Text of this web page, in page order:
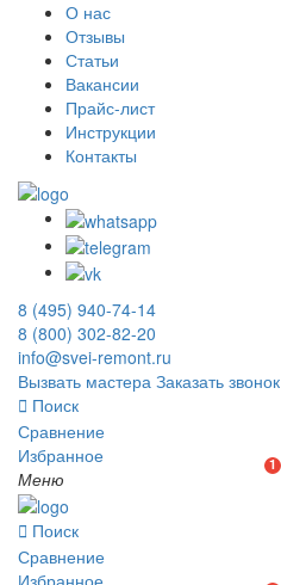
О нас
Отзывы
Статьи
Вакансии
Прайс-лист
Инструкции
Контакты
8 (495) 940-74-14
8 (800) 302-82-20
info@svei-remont.ru
Вызвать мастера Заказать звонок
Поиск
Сравнение
Избранное
1
Меню
Поиск
Сравнение
Избранное